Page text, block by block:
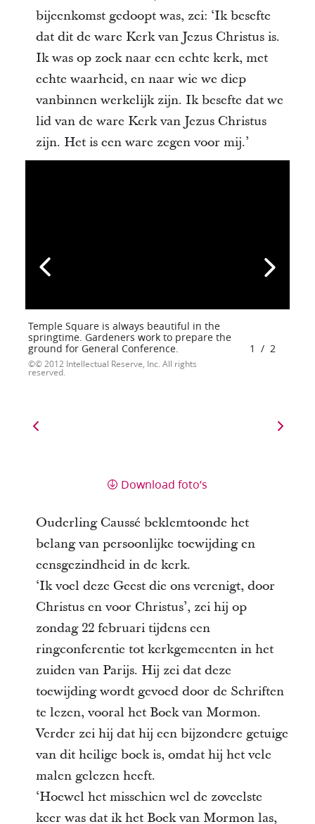
bijeenkomst gedoopt was, zei: ‘Ik besefte
dat dit de ware Kerk van Jezus Christus is.
Ik was op zoek naar een echte kerk, met
echte waarheid, en naar wie we diep
vanbinnen werkelijk zijn. Ik besefte dat we
lid van de ware Kerk van Jezus Christus
zijn. Het is een ware zegen voor mij.’
Temple Square is always beautiful in the
springtime. Gardeners work to prepare the
ground for General Conference.
© 2012 Intellectual Reserve, Inc. All rights
reserved.
1 / 2
Download foto’s
Ouderling Caussé beklemtoonde het
belang van persoonlijke toewijding en
eensgezindheid in de kerk.
‘Ik voel deze Geest die ons verenigt, door
Christus en voor Christus’, zei hij op
zondag 22 februari tijdens een
ringconferentie tot kerkgemeenten in het
zuiden van Parijs. Hij zei dat deze
toewijding wordt gevoed door de Schriften
te lezen, vooral het Boek van Mormon.
Verder zei hij dat hij een bijzondere getuige
van dit heilige boek is, omdat hij het vele
malen gelezen heeft.
‘Hoewel het misschien wel de zoveelste
keer was dat ik het Boek van Mormon las,